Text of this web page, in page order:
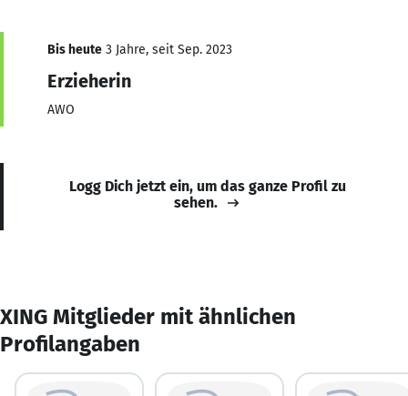
Bis heute 3 Jahre, seit Sep. 2023
Erzieherin
AWO
Logg Dich jetzt ein, um das ganze Profil zu
sehen.
XING Mitglieder mit ähnlichen
Profilangaben